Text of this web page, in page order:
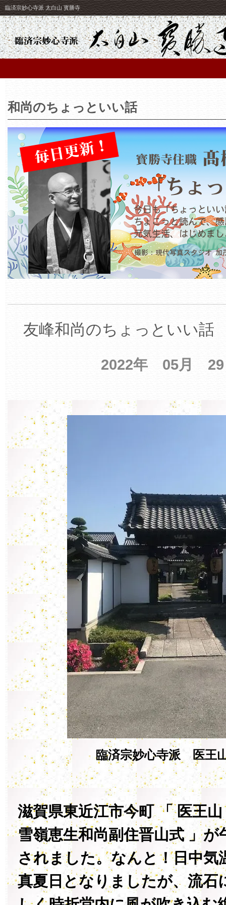
臨済宗妙心寺派 太白山 寳勝寺
和尚のちょっといい話
友峰和尚のちょっといい話
2022年 05月
臨済宗妙心寺派 医王
滋賀県東近江市今町 「 医王
雪嶺恵生和尚副住晋山式 」が
されました。なんと！日中
真夏日となりましたが、流石